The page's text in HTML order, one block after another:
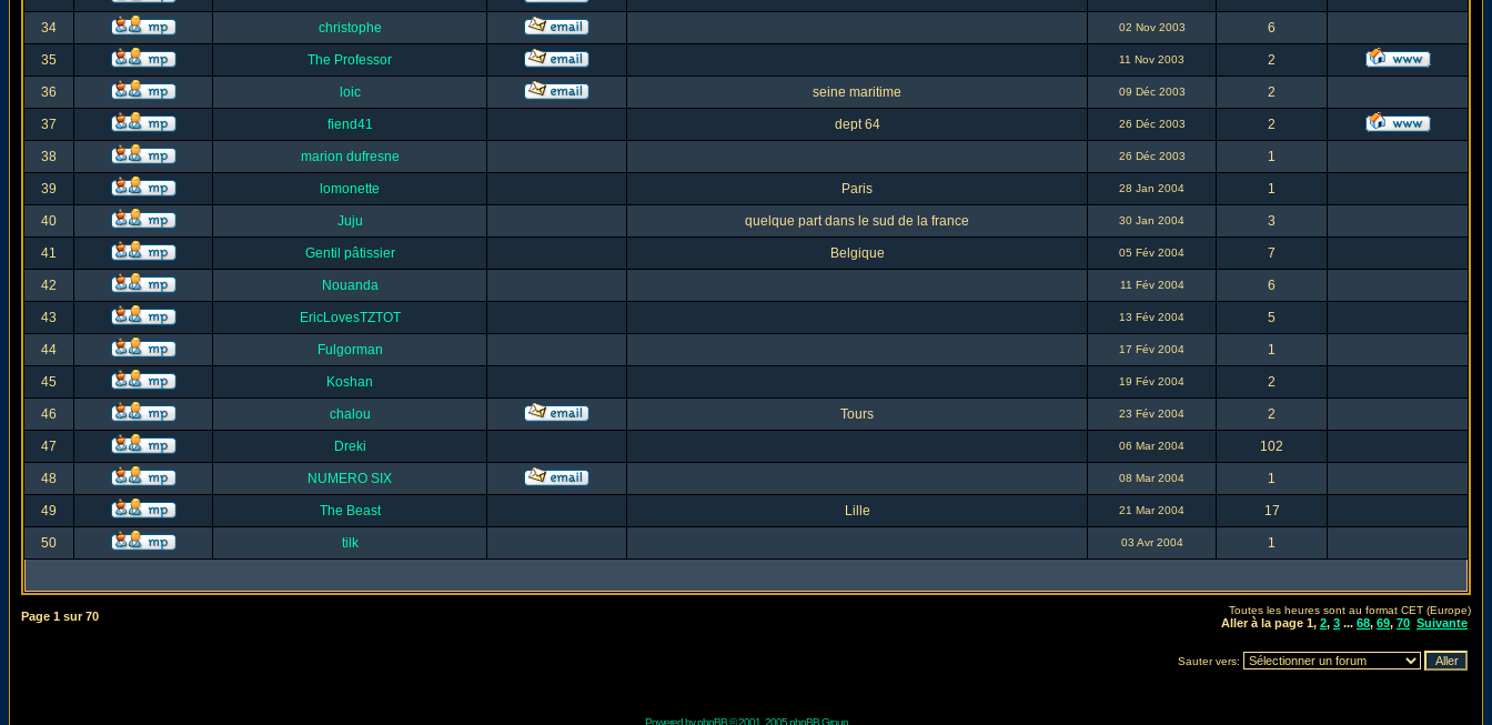
34 christophe 02 Nov 2003 6
35 The Professor 11 Nov 2003 2
36 loic seine maritime 09 Déc 2003 2
37 fiend41 dept 64 26 Déc 2003 2
38 marion dufresne 26 Déc 2003 1
39 lomonette Paris 28 Jan 2004 1
40 Juju quelque part dans le sud de la france 30 Jan 2004 3
41 Gentil pâtissier Belgique 05 Fév 2004 7
42 Nouanda 11 Fév 2004 6
43 EricLovesTZTOT 13 Fév 2004 5
44 Fulgorman 17 Fév 2004 1
45 Koshan 19 Fév 2004 2
46 chalou Tours 23 Fév 2004 2
47 Dreki 06 Mar 2004 102
48 NUMERO SIX 08 Mar 2004 1
49 The Beast Lille 21 Mar 2004 17
50 tilk 03 Avr 2004 1
Page 1 sur70 Toutes les heures sont au format CET (Europe)
Aller à la page 1, 2, 3 ... 68, 69, 70 Suivante
Sauter vers:
Powered byphpBB© 2001, 2005 phpBB Group